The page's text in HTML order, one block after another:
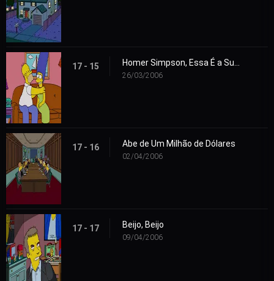
17 - 15
26/03/2006
17 - 16 Abe de Um Milhão de Dólares
02/04/2006
17 - 17 Beijo, Beijo
09/04/2006